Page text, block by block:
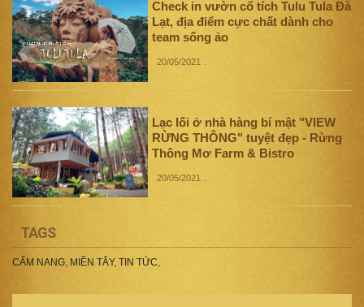
Check in vườn cổ tích Tulu Tula Đà
Lạt, địa điểm cực chất dành cho
team sống ảo
20/05/2021
Lạc lối ở nhà hàng bí mật "VIEW
RỪNG THÔNG" tuyệt đẹp - Rừng
Thông Mơ Farm & Bistro
20/05/2021
TAGS
CẨM NANG, MIỀN TÂY, TIN TỨC,